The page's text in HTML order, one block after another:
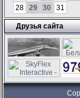
28
29 30 31
Друзья сайта